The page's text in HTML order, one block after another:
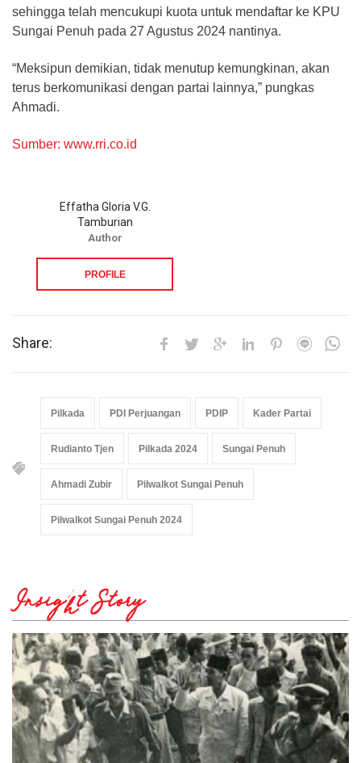
sehingga telah mencukupi kuota untuk mendaftar ke KPU
Sungai Penuh pada 27 Agustus 2024 nantinya.
“Meksipun demikian, tidak menutup kemungkinan, akan
terus berkomunikasi dengan partai lainnya,” pungkas
Ahmadi.
Sumber: www.rri.co.id
Effatha Gloria V.G.
Tamburian
Author
PROFILE
Share:
Pilkada PDI Perjuangan PDIP Kader Partai
Rudianto Tjen Pilkada 2024 Sungai Penuh
Ahmadi Zubir Pilwalkot Sungai Penuh
Pilwalkot Sungai Penuh 2024
Insight Story